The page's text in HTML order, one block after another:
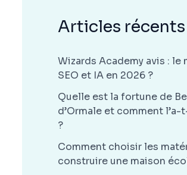
Articles récents
Wizards Academy avis : le
SEO et IA en 2026 ?
Quelle est la fortune de
d’Ormale et comment
?
Comment choisir les
construire une maison